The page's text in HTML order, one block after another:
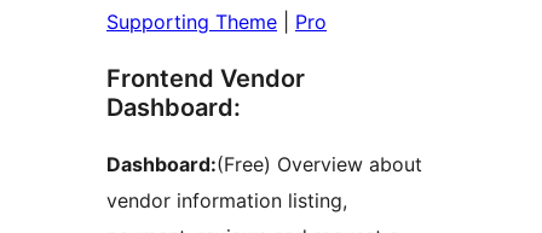
Supporting Theme
Pro
Frontend Vendor
Dashboard:
Dashboard:(Free) Overview about
vendor information listing,